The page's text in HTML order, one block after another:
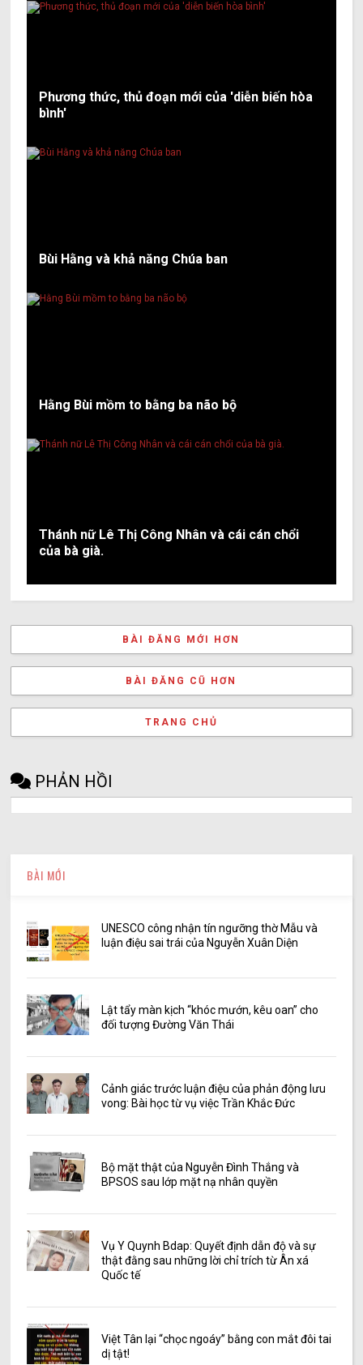
Phương thức, thủ đoạn mới của 'diễn biến hòa
bình'
Bùi Hằng và khả năng Chúa ban
Hằng Bùi mồm to bằng ba não bộ
Thánh nữ Lê Thị Công Nhân và cái cán chổi
của bà già.
BÀI ĐĂNG MỚI HƠN
BÀI ĐĂNG CŨ HƠN
TRANG CHỦ
PHẢN HỒI
BÀI MỚI
UNESCO công nhận tín ngưỡng thờ Mẫu và
luận điệu sai trái của Nguyễn Xuân Diện
Lật tẩy màn kịch “khóc mướn, kêu oan” cho
đối tượng Đường Văn Thái
Cảnh giác trước luận điệu của phản động lưu
vong: Bài học từ vụ việc Trần Khắc Đức
Bộ mặt thật của Nguyễn Đình Thắng và
BPSOS sau lớp mặt nạ nhân quyền
Vụ Y Quynh Bdap: Quyết định dẫn độ và sự
thật đằng sau những lời chỉ trích từ Ân xá
Quốc tế
Việt Tân lại “chọc ngoáy” bằng con mắt đôi tai
dị tật!